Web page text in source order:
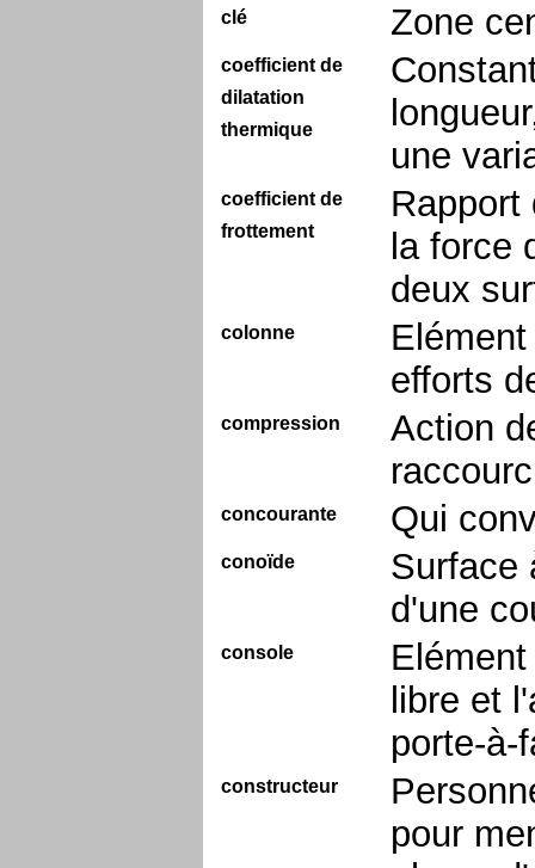
clé Zone
coefficient de
dilatation
thermique
une
coefficient de
frottement
Rapport
la force
deux
colonne
efforts
compression
Action
concourante Qui
conoïde
Surface
d'une
console
libre et
porte-à-
constructeur
pour